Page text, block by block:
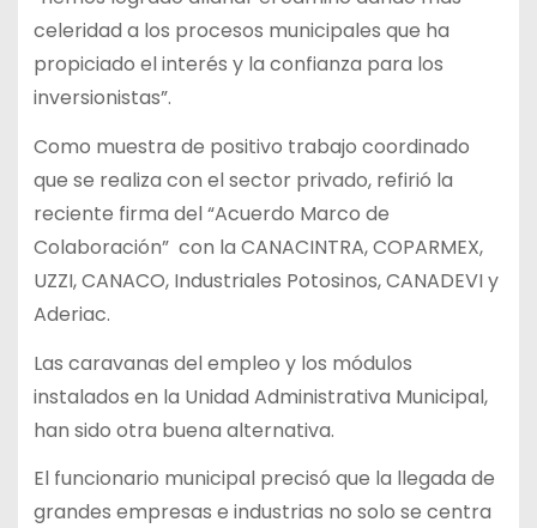
celeridad a los procesos municipales que ha
propiciado el interés y la confianza para los
inversionistas”.
Como muestra de positivo trabajo coordinado
que se realiza con el sector privado, refirió la
reciente firma del “Acuerdo Marco de
Colaboración” con la CANACINTRA, COPARMEX,
UZZI, CANACO, Industriales Potosinos, CANADEVI y
Aderiac.
Las caravanas del empleo y los módulos
instalados en la Unidad Administrativa Municipal,
han sido otra buena alternativa.
El funcionario municipal precisó que la llegada de
grandes empresas e industrias no solo se centra